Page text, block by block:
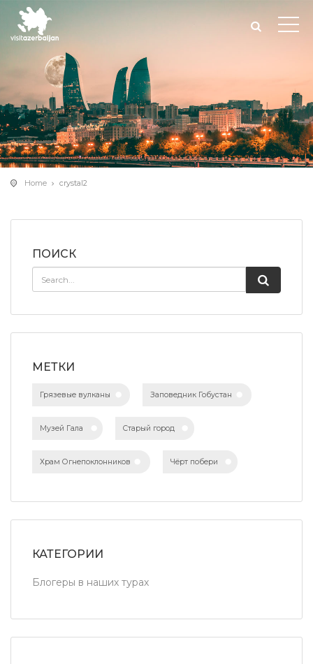
Home crystal2
ПОИСК
МЕТКИ
Грязевые вулканы Заповедник Гобустан
Музей Гала Старый город
Храм Огнепоклонников Чёрт побери
КАТЕГОРИИ
Блогеры в наших турах